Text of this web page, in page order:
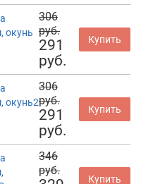
окунь
306
руб.
291
руб.
Купить
окунь2
306
руб.
291
руб.
Купить
346
руб.
Купить